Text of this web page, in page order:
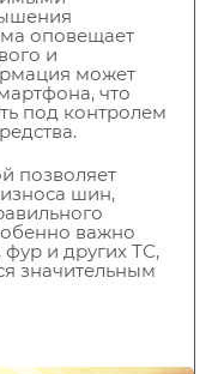
оповещает
и
может
что
под контролем
позволяет
шин,
важно
и других ТС,
значительным